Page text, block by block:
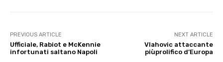
PREVIOUS ARTICLE
Ufficiale, Rabiot e McKennie
infortunati saltano Napoli
NEXT ARTICLE
Vlahovic attaccante
piùprolifico d’Europa